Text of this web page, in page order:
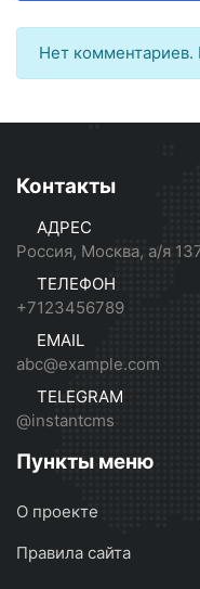
Нет
Контакты
АДРЕС
Россия, Москва, а/я
ТЕЛЕФОН
+7123456789
EMAIL
abc@example.com
TELEGRAM
@instantcms
Пункты меню
О проекте
Правила сайта